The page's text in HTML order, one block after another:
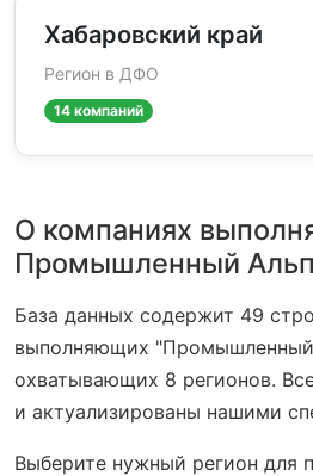
Хабаровский край
Регион в ДФО
14 компаний
О компаниях
Промышленный
База данных содержит 49
выполняющих
охватывающих 8 регионов.
и актуализированы нашими
Выберите нужный регион для